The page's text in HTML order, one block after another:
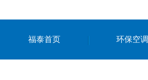
福泰首页 环保空调